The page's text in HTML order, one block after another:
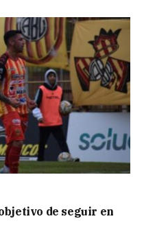
de seguir en